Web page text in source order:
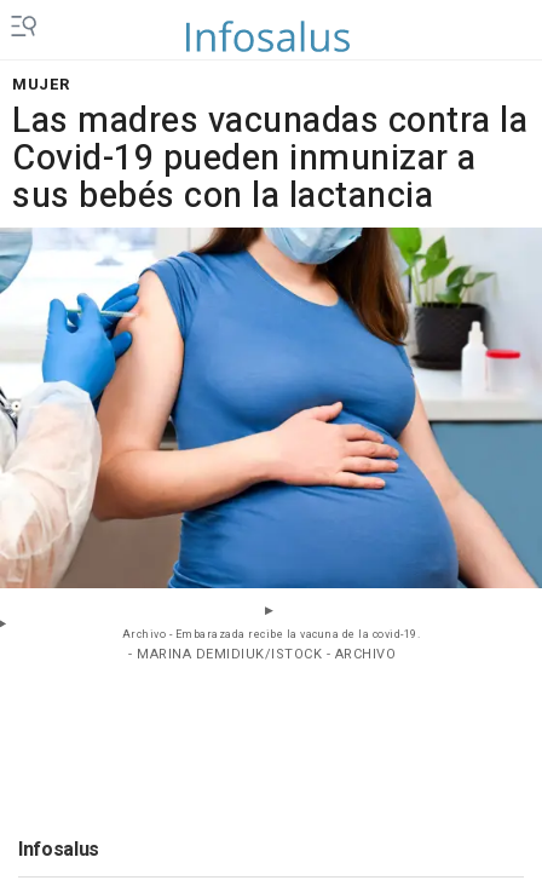
MUJER
Las madres vacunadas contra la
Covid-19 pueden inmunizar a
sus bebés con la lactancia
Archivo - Embarazada recibe la vacuna de la covid-19.
- MARINA DEMIDIUK/ISTOCK - ARCHIVO
Infosalus